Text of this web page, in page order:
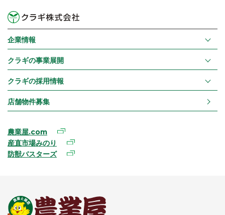
企業情報
クラギの事業展開
クラギの採用情報
店舗物件募集
農業屋.com
産直市場みのり
防獣バスターズ